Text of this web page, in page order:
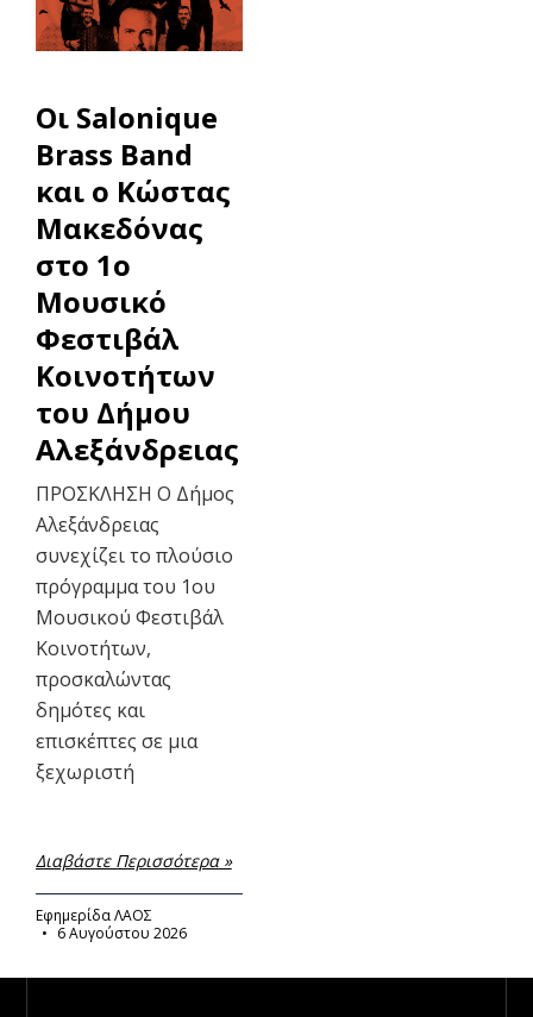
Οι Salonique
Brass Band
και ο Κώστας
Μακεδόνας
στο 1ο
Μουσικό
Φεστιβάλ
Κοινοτήτων
του Δήμου
Αλεξάνδρειας
ΠΡΟΣΚΛΗΣΗ Ο Δήμος
Αλεξάνδρειας
συνεχίζει το πλούσιο
πρόγραμμα του 1ου
Μουσικού Φεστιβάλ
Κοινοτήτων,
προσκαλώντας
δημότες και
επισκέπτες σε μια
ξεχωριστή
Διαβάστε Περισσότερα »
Εφημερίδα ΛΑΟΣ
6 Αυγούστου 2026